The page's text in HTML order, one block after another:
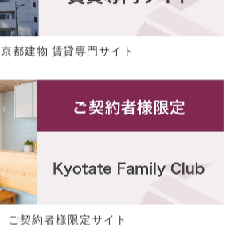
京都建物 賃貸専門サイト
ご契約者様限定サイト